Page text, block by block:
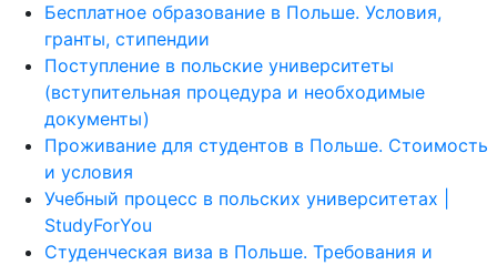
Бесплатное образование в Польше. Условия,
гранты, стипендии
Поступление в польские университеты
(вступительная процедура и необходимые
документы)
Проживание для студентов в Польше. Стоимость
и условия
Учебный процесс в польских университетах |
StudyForYou
Студенческая виза в Польше. Требования и